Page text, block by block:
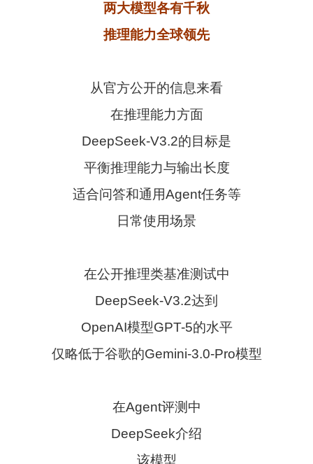
两大模型各有千秋
推理能力全球领先
从官方公开的信息来看
在推理能力方面
DeepSeek-V3.2的目标是
平衡推理能力与输出长度
适合问答和通用Agent任务等
日常使用场景
在公开推理类基准测试中
DeepSeek-V3.2达到
OpenAI模型GPT-5的水平
仅略低于谷歌的Gemini-3.0-Pro模型
在Agent评测中
DeepSeek介绍
该模型